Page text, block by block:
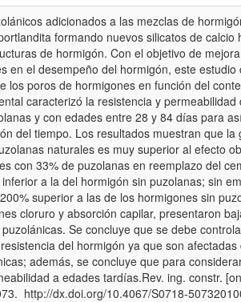
adicionados a las mezclas de
formando nuevos silicatos de
de hormigón. Con el objetivo de
en el desempeño del hormigón, este
los poros de hormigones en función del
caracterizó la resistencia y
y con edades entre 28 y 84 días para
del tiempo. Los resultados muestran que
naturales es muy superior al efecto
con 33% de puzolanas en reemplazo del
a la del hormigón sin puzolanas; sin
superior a las de los hormigones sin
cloruro y absorción capilar, presentaron
Se concluye que se debe
del hormigón ya que son
además, se concluye que para
a edades tardías.Rev. ing. constr.
http://dx.doi.org/10.4067/S0718-